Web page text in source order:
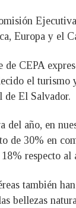
Europa y el
de CEPA
el turismo
de El Salvador.
del año, en
de 30% en
respecto al
también
bellezas